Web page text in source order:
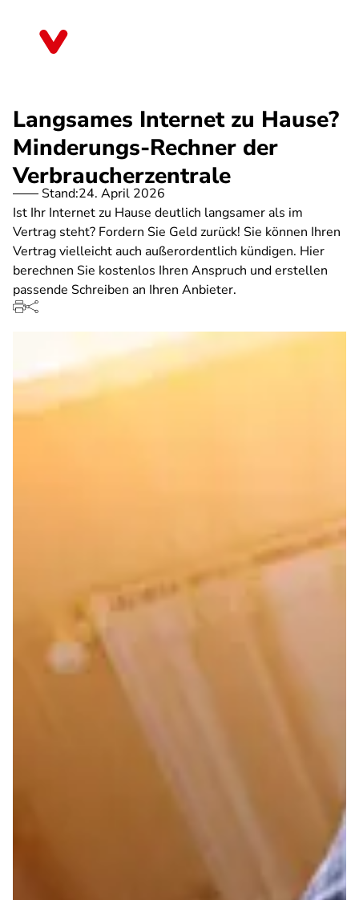
Langsames Internet zu Hause?
Minderungs-Rechner der
Verbraucherzentrale
Stand:24. April 2026
Ist Ihr Internet zu Hause deutlich langsamer als im
Vertrag steht? Fordern Sie Geld zurück! Sie können Ihren
Vertrag vielleicht auch außerordentlich kündigen. Hier
berechnen Sie kostenlos Ihren Anspruch und erstellen
passende Schreiben an Ihren Anbieter.